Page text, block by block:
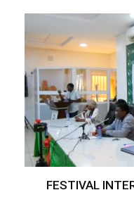
FESTIVAL